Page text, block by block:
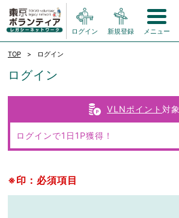
ログイン 新規登録 メニュー
TOP ログイン
ログイン
VLNポイント 対象
ログインで1日1P獲得！
※印：必須項目